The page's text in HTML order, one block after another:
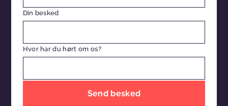
Din besked
Hvor har du hørt om os?